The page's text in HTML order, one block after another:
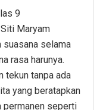
9
Maryam
suasana selama
rasa harunya.
tekun tanpa ada
yang beratapkan
permanen seperti